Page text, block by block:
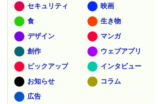
セキュリティ
映画
食
生き物
デザイン
マンガ
創作
ウェブアプリ
ピックアップ
インタビュー
お知らせ
コラム
広告